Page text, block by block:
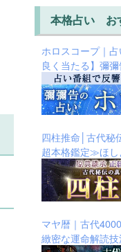
本格占い お
ホロスコープ｜
良く当たる】彌
四柱推命│古代秘
超本格鑑定≫ほし
マヤ暦｜古代
緻密な運命解読